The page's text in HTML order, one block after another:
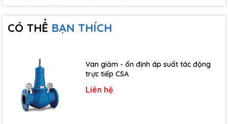
CÓ THỂ BẠN THÍCH
Van giảm - ổn định áp suất tác động
trực tiếp CSA
Liên hệ